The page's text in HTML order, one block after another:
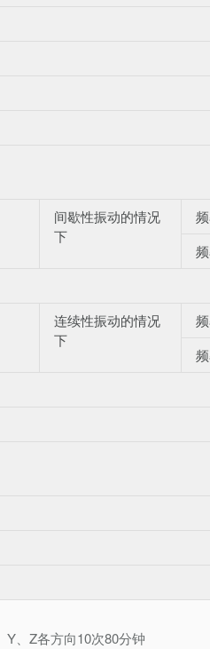
间歇性振动的情况
下
连续性振动的情况
下
Y、Z各方向10次80分钟